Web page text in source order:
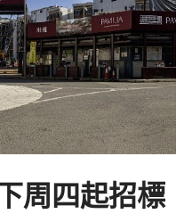
周四起招標